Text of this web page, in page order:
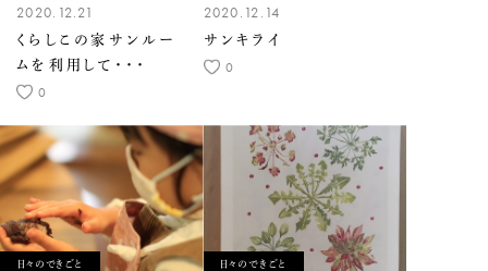
2020.12.21
くらしこの家サンルー
ムを利用して・・・
0
2020.12.14
サンキライ
0
日々のできごと 日々のできごと